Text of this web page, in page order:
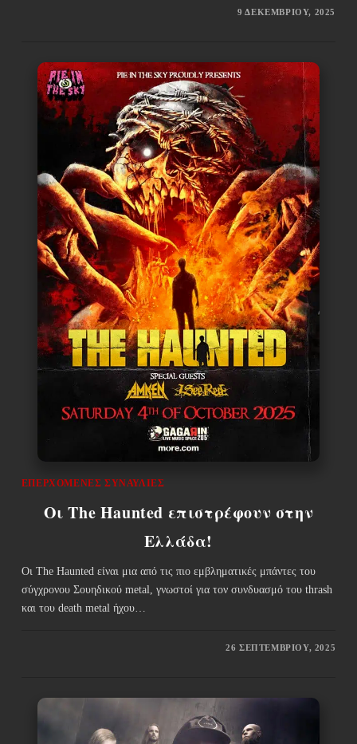
9 ΔΕΚΕΜΒΡΊΟΥ, 2025
ΕΠΕΡΧΌΜΕΝΕΣ ΣΥΝΑΥΛΊΕΣ
Οι The Haunted επιστρέφουν στην
Ελλάδα!
Οι The Haunted είναι μια από τις πιο εμβληματικές μπάντες του
σύγχρονου Σουηδικού metal, γνωστοί για τον συνδυασμό του thrash
και του death metal ήχου…
26 ΣΕΠΤΕΜΒΡΊΟΥ, 2025